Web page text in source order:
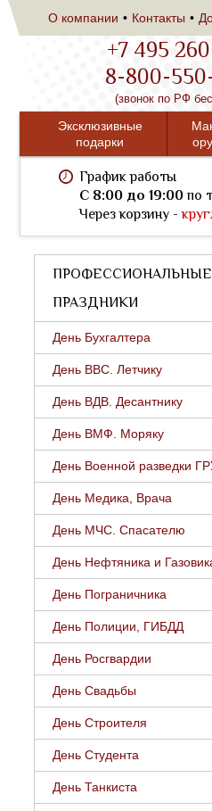
О компании Контакты
+7 495
8-800-
(звонок по РФ
Эксклюзивные
подарки
График работы
C 8:00 до 19:00по
Через корзину -
ПРОФЕССИОНАЛЬНЫЕ
ПРАЗДНИКИ
День Бухгалтера
День ВВС. Летчику
День ВДВ. Десантнику
День ВМФ. Моряку
День Военной разведки
День Медика, Врача
День МЧС. Спасателю
День Нефтяника и
День Пограничника
День Полиции, ГИБДД
День Росгвардии
День Свадьбы
День Строителя
День Студента
День Танкиста